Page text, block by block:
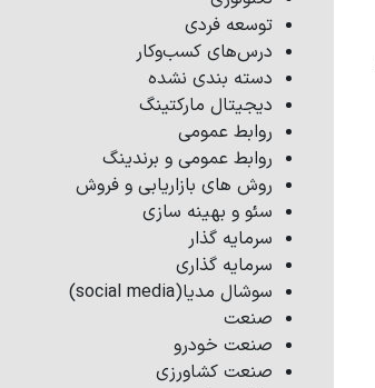
توسعه فردی
درس‌های کسب‌وکار
دسته بندی نشده
دیجیتال مارکتینگ
روابط عمومی
روابط عمومی و برندینگ
روش های بازاریابی و فروش
سئو و بهینه سازی
سرمایه گذار
سرمایه گذاری
سوشال مدیا(social media)
صنعت
صنعت خودرو
صنعت کشاورزی